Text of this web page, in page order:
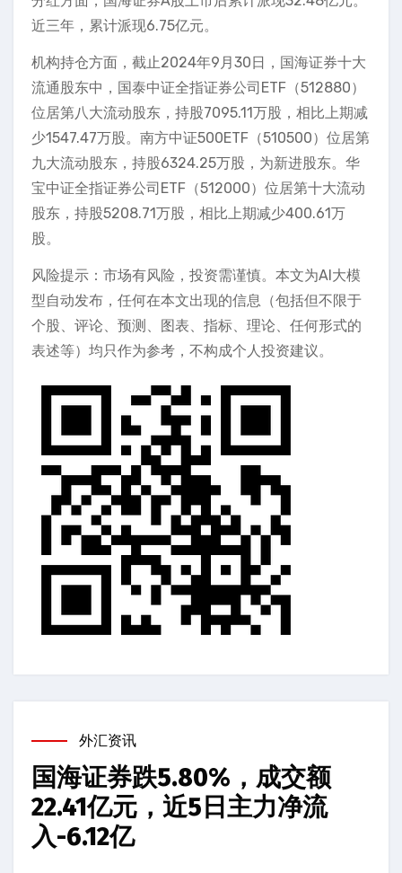
近三年，累计派现6.75亿元。
机构持仓方面，截止2024年9月30日，国海证券十大
流通股东中，国泰中证全指证券公司ETF（512880）
位居第八大流动股东，持股7095.11万股，相比上期减
少1547.47万股。南方中证500ETF（510500）位居第
九大流动股东，持股6324.25万股，为新进股东。华
宝中证全指证券公司ETF（512000）位居第十大流动
股东，持股5208.71万股，相比上期减少400.61万
股。
风险提示：市场有风险，投资需谨慎。本文为AI大模
型自动发布，任何在本文出现的信息（包括但不限于
个股、评论、预测、图表、指标、理论、任何形式的
表述等）均只作为参考，不构成个人投资建议。
外汇资讯
国海证券跌5.80%，成交额
22.41亿元，近5日主力净流
入-6.12亿